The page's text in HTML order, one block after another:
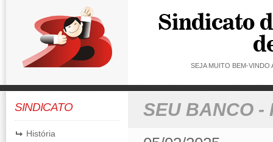
SEJA MUITO BEM-
SINDICATO
História
SEU BANCO -